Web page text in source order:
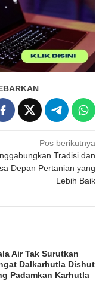
Pos berikutnya
Tradisi dan
Depan Pertanian yang
Lebih Baik
Air Tak Surutkan
Dalkarhutla Dishut
Padamkan Karhutla